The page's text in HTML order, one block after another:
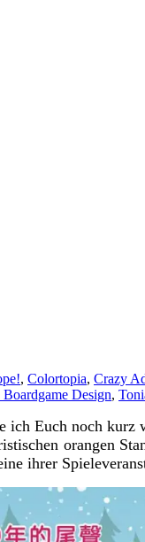
, Colortopia, Crazy
Design,
ich Euch noch kurz
orangen
ihrer